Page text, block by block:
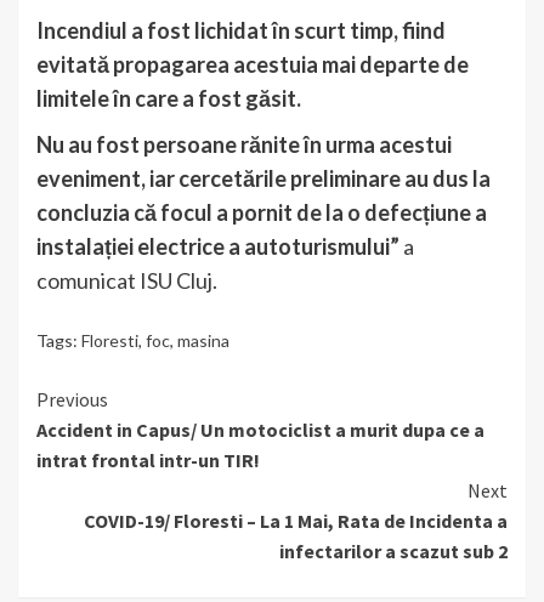
Incendiul a fost lichidat în scurt timp, fiind
evitată propagarea acestuia mai departe de
limitele în care a fost găsit.
Nu au fost persoane rănite în urma acestui
eveniment, iar cercetările preliminare au dus la
concluzia că focul a pornit de la o defecțiune a
instalației electrice a autoturismului” a
comunicat ISU Cluj.
Tags: Floresti, foc, masina
Continue
Reading
Previous
Accident in Capus/ Un motociclist a murit dupa ce a
intrat frontal intr-un TIR!
Next
COVID-19/ Floresti – La 1 Mai, Rata de Incidenta a
infectarilor a scazut sub 2